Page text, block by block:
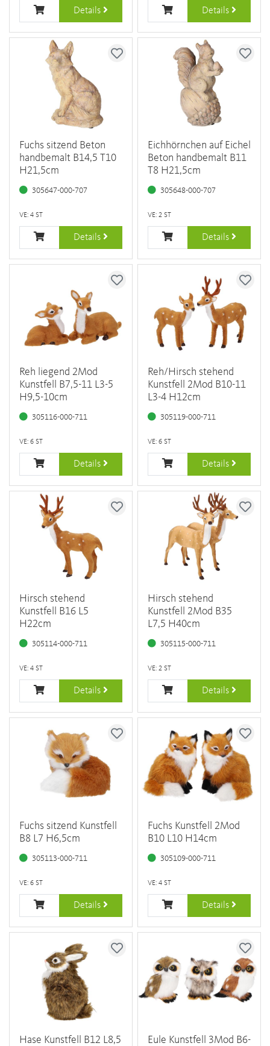
Details Details
Fuchs sitzend Beton
handbemalt B14,5 T10
H21,5cm
305647-000-707
VE: 4 ST
Details
Eichhörnchen auf Eichel
Beton handbemalt B11
T8 H21,5cm
305648-000-707
VE: 2 ST
Details
Reh liegend 2Mod
Kunstfell B7,5-11 L3-5
H9,5-10cm
305116-000-711
VE: 6 ST
Details
Reh/Hirsch stehend
Kunstfell 2Mod B10-11
L3-4 H12cm
305119-000-711
VE: 6 ST
Details
Hirsch stehend
Kunstfell B16 L5
H22cm
305114-000-711
VE: 4 ST
Details
Hirsch stehend
Kunstfell 2Mod B35
L7,5 H40cm
305115-000-711
VE: 2 ST
Details
Fuchs sitzend Kunstfell
B8 L7 H6,5cm
305113-000-711
VE: 6 ST
Details
Fuchs Kunstfell 2Mod
B10 L10 H14cm
305109-000-711
VE: 4 ST
Details
Hase Kunstfell B12 L8,5
Eule Kunstfell 3Mod B6-